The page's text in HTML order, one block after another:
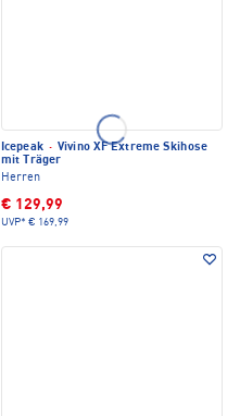
Icepeak · Vivino XF Extreme Skihose
mit Träger
Herren
€ 129,99
UVP* € 169,99